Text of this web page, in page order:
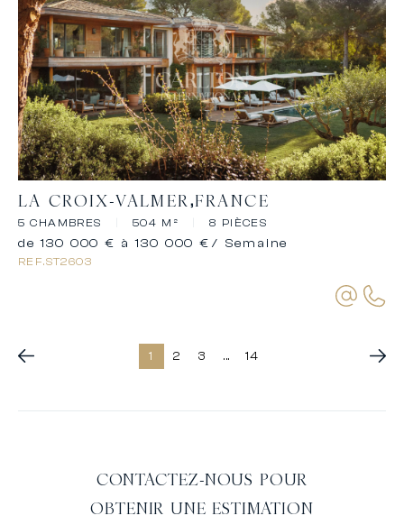
LA CROIX-VALMER FRANCE
5 CHAMBRES 504 M² 8 PIÈCES
REF.ST2603
de 130 000 € à 130 000 € / Semaine
1 2 3 ... 14
CONTACTEZ-NOUS POUR
OBTENIR UNE ESTIMATION